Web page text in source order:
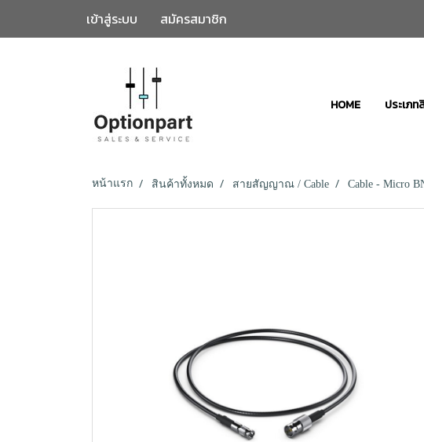
เข้าสู่ระบบ สมัครสมาชิก
HOME ประเภ
หน้าแรก สินค้าทั้งหมด สายสัญญาณ / Cable Cable - Micro